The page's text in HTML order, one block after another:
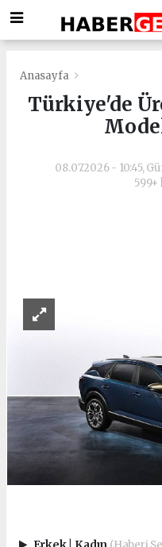
Anasayfa
Türkiye'de
08.07.2026 - 10:45,
599+